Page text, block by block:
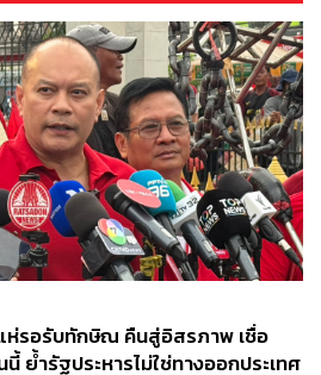
รอรับทักษิณ คืนสู่อิสรภาพ เชื่อ
ย้ำรัฐประหารไม่ใช่ทางออกประเทศ